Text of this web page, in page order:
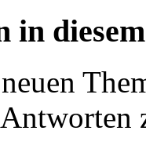
in
neuen
Antworten